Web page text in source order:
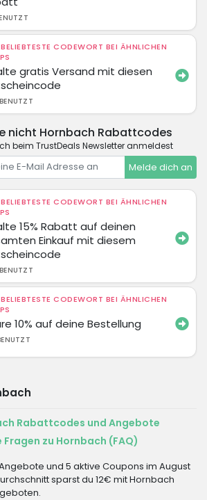
CODEWORT BEI ÄHNLICHEN
gratis Versand mit diesen
nicht Hornbach Rabattcodes
beim TrustDeals Newsletter anmeldest
Melde dich an
CODEWORT BEI ÄHNLICHEN
15% Rabatt auf deinen
Einkauf mit diesem
CODEWORT BEI ÄHNLICHEN
10% auf deine Bestellung
Rabattcodes und Angebote
zu Hornbach (FAQ)
und 5 aktive Coupons im August
sparst du 12€ mit Hornbach